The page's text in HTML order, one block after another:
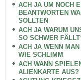
ACH JA UM NOCH
BEANTWORTEN
SOLLTEN
ACH JA WARUM
SO SCHWER
ACH JA WENN
WIE SCHLIMM
ACH WANN
ALIENKARTE AUS?